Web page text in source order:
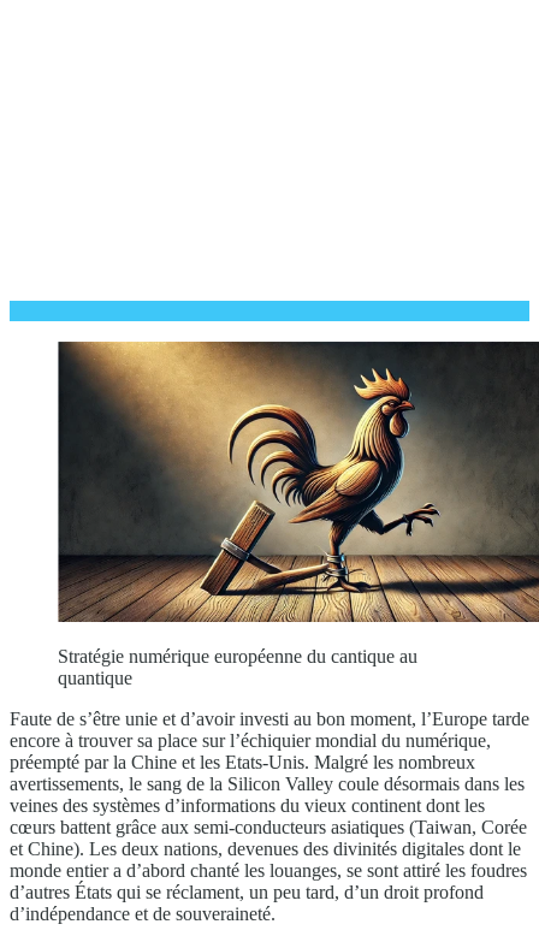
Stratégie numérique européenne du cantique au
quantique
Faute de s’être unie et d’avoir investi au bon moment, l’Europe tarde
encore à trouver sa place sur l’échiquier mondial du numérique,
préempté par la Chine et les Etats-Unis. Malgré les nombreux
avertissements, le sang de la Silicon Valley coule désormais dans les
veines des systèmes d’informations du vieux continent dont les
cœurs battent grâce aux semi-conducteurs asiatiques (Taiwan, Corée
et Chine). Les deux nations, devenues des divinités digitales dont le
monde entier a d’abord chanté les louanges, se sont attiré les foudres
d’autres États qui se réclament, un peu tard, d’un droit profond
d’indépendance et de souveraineté.